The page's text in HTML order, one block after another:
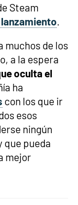
Steam
.
muchos de los
a la espera
oculta el
ha
con los que ir
esos
ningún
que pueda
mejor